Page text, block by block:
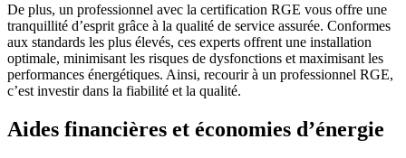
De plus, un professionnel avec la certification RGE vous offre une
tranquillité d’esprit grâce à la qualité de service assurée. Conformes
aux standards les plus élevés, ces experts offrent une installation
optimale, minimisant les risques de dysfonctions et maximisant les
performances énergétiques. Ainsi, recourir à un professionnel RGE,
c’est investir dans la fiabilité et la qualité.
Aides financières et économies d’énergie